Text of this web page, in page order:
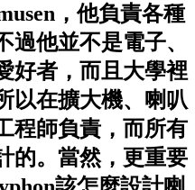
，他負責各種
過他並不是電子、
好者，而且大學裡
以在擴大機、喇叭
程師負責，而所有
的。當然，更重要